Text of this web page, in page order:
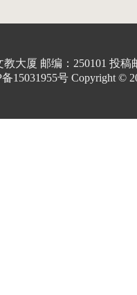
大厦 邮编：250101 投稿
15031955号 Copyright ©